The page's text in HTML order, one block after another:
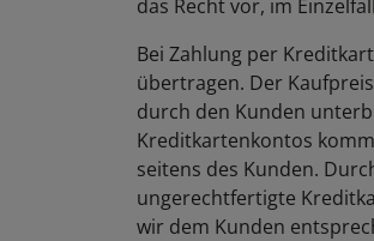
das Recht vor, im
Bei Zahlung per
übertragen. Der
durch den Kunden
Kreditkartenkontos
seitens des Kunden.
ungerechtfertigte
wir dem Kunden